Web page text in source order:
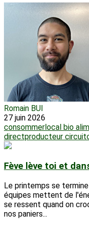
Romain BUI
27 juin 2026
consommerlocal bio
directproducteur
Fève lève toi et
Le printemps se
équipes mettent de
se ressent quand on
nos paniers...